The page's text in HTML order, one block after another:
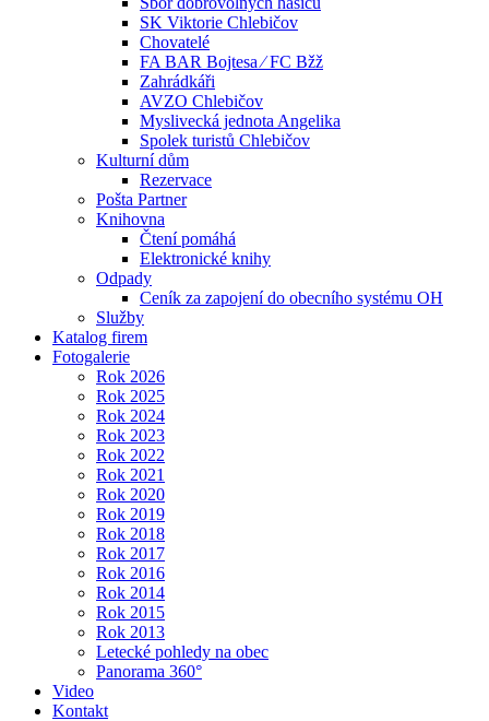
SK Viktorie Chlebičov
Chovatelé
FA BAR Bojtesa ⁄ FC Bžž
Zahrádkáři
AVZO Chlebičov
Myslivecká jednota Angelika
Spolek turistů Chlebičov
Kulturní dům
Rezervace
Pošta Partner
Knihovna
Čtení pomáhá
Elektronické knihy
Odpady
Ceník za zapojení do obecního systému OH
Služby
Katalog firem
Fotogalerie
Rok 2026
Rok 2025
Rok 2024
Rok 2023
Rok 2022
Rok 2021
Rok 2020
Rok 2019
Rok 2018
Rok 2017
Rok 2016
Rok 2014
Rok 2015
Rok 2013
Letecké pohledy na obec
Panorama 360°
Video
Kontakt